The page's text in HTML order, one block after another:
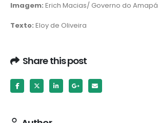
Imagem: Erich Macias/ Governo do Amapá
Texto: Eloy de Oliveira
Share this post